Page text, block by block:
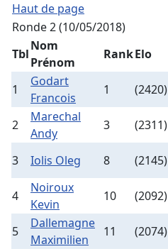
Haut de page
Ronde 2 (10/05/2018)
Tbl
Nom
Prénom
RankElo
1
Godart
Francois
1 (2420)
2
Marechal
Andy
3 (2311)
3 Iolis Oleg 8 (2145)
4
Noiroux
Kevin
10 (2092)
5
Dallemagne
Maximilien
11 (2074)